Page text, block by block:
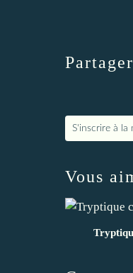
S'inscrire à la
Vous